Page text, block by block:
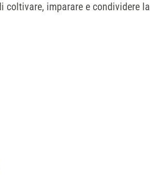
imparare e condividere la